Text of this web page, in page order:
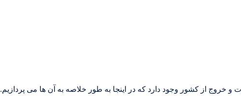
و خروج از کشور وجود دارد که در اینجا به طور خلاصه به آن ها می پردازیم.